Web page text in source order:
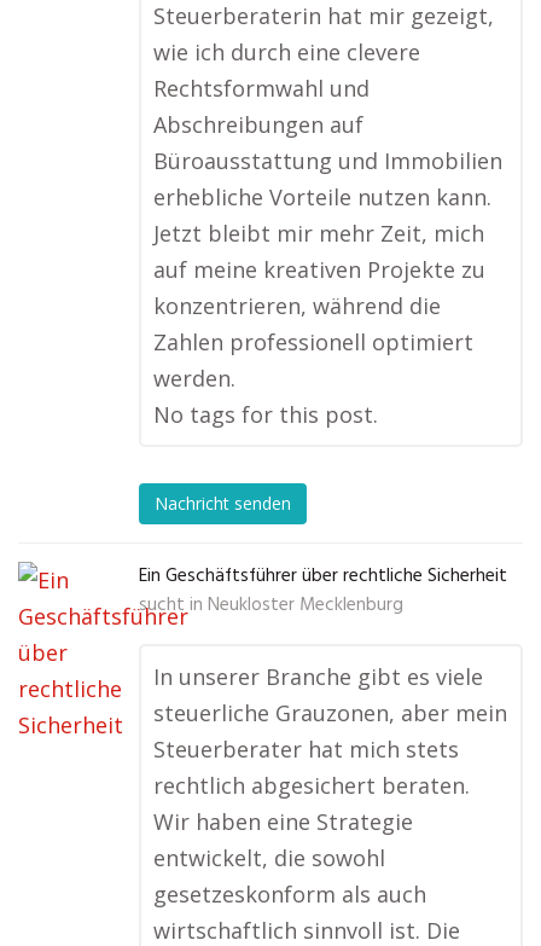
Steuerberaterin hat mir gezeigt,
wie ich durch eine clevere
Rechtsformwahl und
Abschreibungen auf
Büroausstattung und Immobilien
erhebliche Vorteile nutzen kann.
Jetzt bleibt mir mehr Zeit, mich
auf meine kreativen Projekte zu
konzentrieren, während die
Zahlen professionell optimiert
werden.
No tags for this post.
Nachricht senden
Ein Geschäftsführer über rechtliche Sicherheit
sucht in Neukloster Mecklenburg
In unserer Branche gibt es viele
steuerliche Grauzonen, aber mein
Steuerberater hat mich stets
rechtlich abgesichert beraten.
Wir haben eine Strategie
entwickelt, die sowohl
gesetzeskonform als auch
wirtschaftlich sinnvoll ist. Die